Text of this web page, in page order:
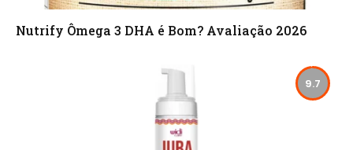
Nutrify Ômega 3 DHA é Bom? Avaliação 2026
9.7